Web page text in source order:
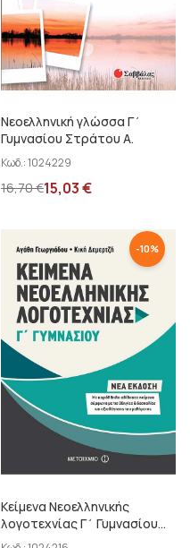
Νεοελληνική γλώσσα Γ΄
Γυμνασίου Στράτου Α.
Κωδ.:1024229
16,70€15,03€
-10%
Κείμενα Νεοελληνικής
λογοτεχνίας Γ΄ Γυμνασίου
Γεωργιάδου Α.-...